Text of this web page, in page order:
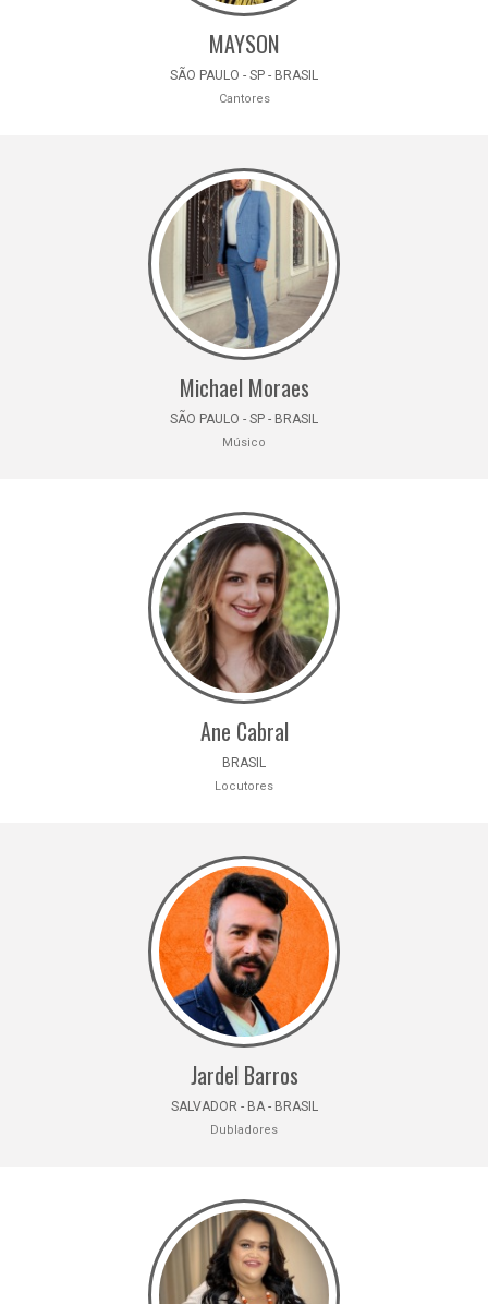
MAYSON
SÃO PAULO - SP - BRASIL
Cantores
Michael Moraes
SÃO PAULO - SP - BRASIL
Músico
Ane Cabral
BRASIL
Locutores
Jardel Barros
SALVADOR - BA - BRASIL
Dubladores